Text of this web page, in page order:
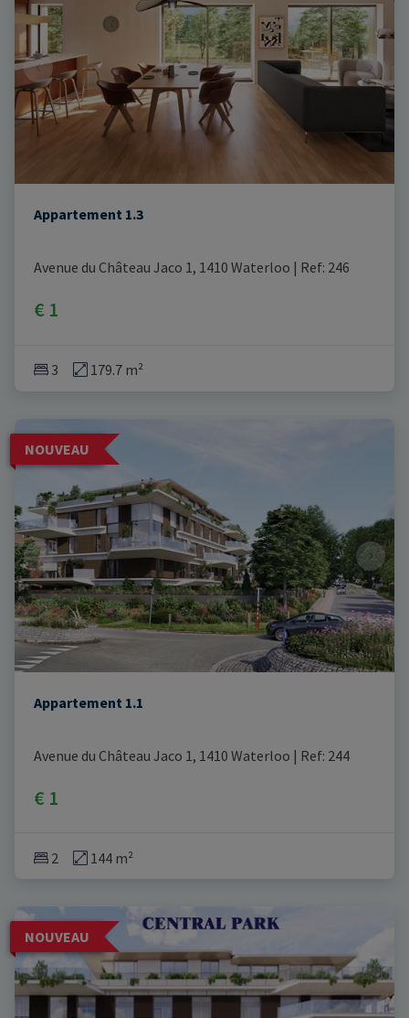
Appartement 1.3
Avenue du Château Jaco 1, 1410 Waterloo | Ref: 246
€ 1
3 179.7 m²
NOUVEAU
Appartement 1.1
Avenue du Château Jaco 1, 1410 Waterloo | Ref: 244
€ 1
2 144 m²
NOUVEAU